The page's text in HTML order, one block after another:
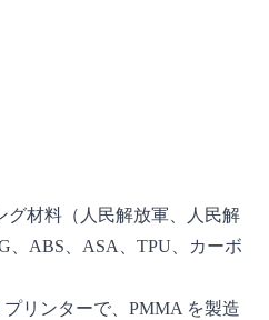
グ材料（人民解放軍、人民解
、ABS、ASA、TPU、カーボ
リンターで、PMMA を製造